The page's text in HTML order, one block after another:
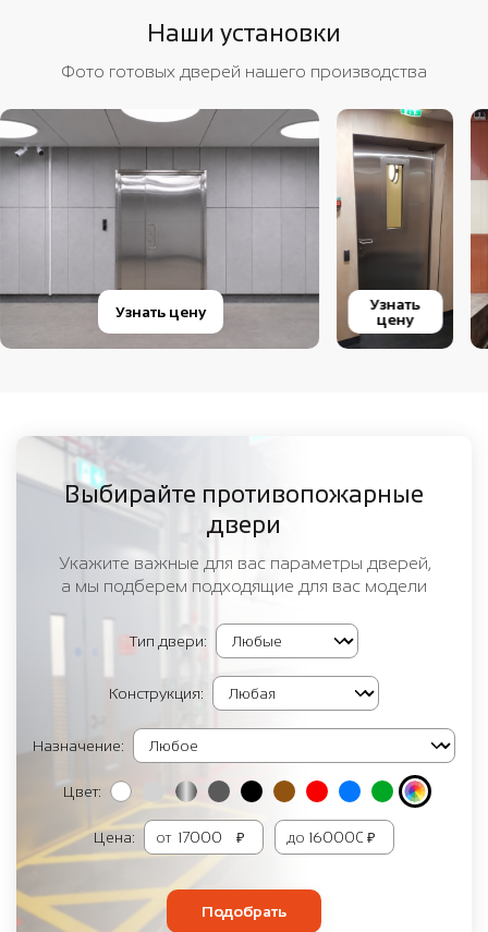
Наши установки
Фото готовых дверей нашего производства
Узнать цену
Узнать
цену
Выбирайте противопожарные
двери
Укажите важные для вас параметры дверей,
а мы подберем подходящие для вас модели
Тип двери:
Конструкция:
Назначение:
Цвет:
Цена: от ₽ до ₽
Подобрать